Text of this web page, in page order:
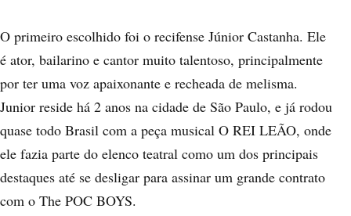
O primeiro escolhido foi o recifense Júnior Castanha. Ele
é ator, bailarino e cantor muito talentoso, principalmente
por ter uma voz apaixonante e recheada de melisma.
Junior reside há 2 anos na cidade de São Paulo, e já rodou
quase todo Brasil com a peça musical O REI LEÃO, onde
ele fazia parte do elenco teatral como um dos principais
destaques até se desligar para assinar um grande contrato
com o The POC BOYS.